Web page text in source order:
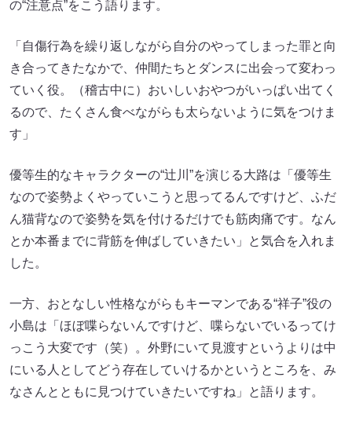
の“注意点”をこう語ります。
「自傷行為を繰り返しながら自分のやってしまった罪と向
き合ってきたなかで、仲間たちとダンスに出会って変わっ
ていく役。（稽古中に）おいしいおやつがいっぱい出てく
るので、たくさん食べながらも太らないように気をつけま
す」
優等生的なキャラクターの“辻川”を演じる大路は「優等生
なので姿勢よくやっていこうと思ってるんですけど、ふだ
ん猫背なので姿勢を気を付けるだけでも筋肉痛です。なん
とか本番までに背筋を伸ばしていきたい」と気合を入れま
した。
一方、おとなしい性格ながらもキーマンである“祥子”役の
小島は「ほぼ喋らないんですけど、喋らないでいるってけ
っこう大変です（笑）。外野にいて見渡すというよりは中
にいる人としてどう存在していけるかというところを、み
なさんとともに見つけていきたいですね」と語ります。